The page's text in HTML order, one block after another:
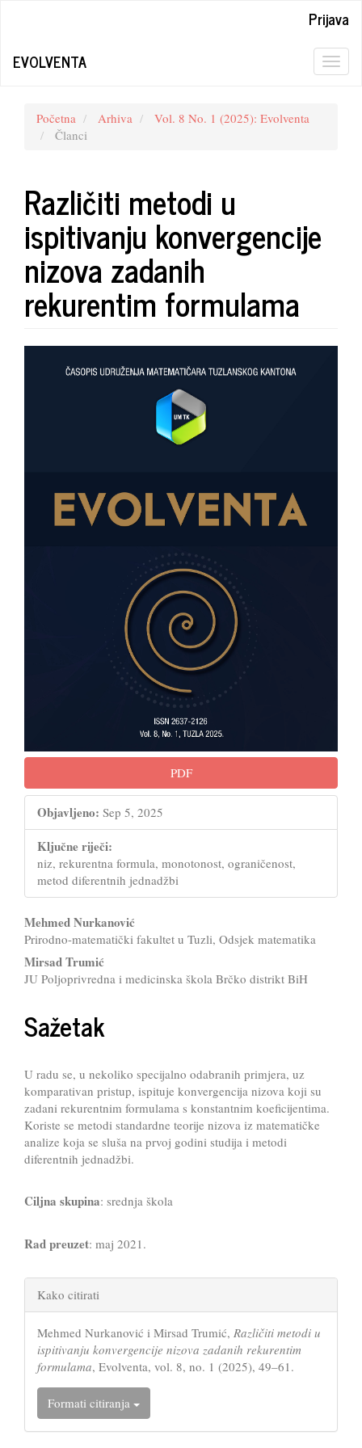
page
Main
Content
Prijava
EVOLVENTA
Početna Arhiva
Vol. 8 No. 1 (2025): Evolventa
Članci
Različiti metodi u
ispitivanju konvergencije
nizova zadanih
rekurentim formulama
Article
Sidebar
PDF
Objavljeno: Sep 5, 2025
Ključne riječi:
niz, rekurentna formula, monotonost, ograničenost,
metod diferentnih jednadžbi
Main
Article
Content
Mehmed Nurkanović
Prirodno-matematički fakultet u Tuzli, Odsjek matematika
Mirsad Trumić
JU Poljoprivredna i medicinska škola Brčko distrikt BiH
Sažetak
U radu se, u nekoliko specijalno odabranih primjera, uz
komparativan pristup, ispituje konvergencija nizova koji su
zadani rekurentnim formulama s konstantnim koeficijentima.
Koriste se metodi standardne teorije nizova iz matematičke
analize koja se sluša na prvoj godini studija i metodi
diferentnih jednadžbi.
Ciljna skupina: srednja škola
Rad preuzet: maj 2021.
Article
Details
Kako citirati
Mehmed Nurkanović i Mirsad Trumić, Različiti metodi u
ispitivanju konvergencije nizova zadanih rekurentim
formulama, Evolventa, vol. 8, no. 1 (2025), 49–61.
Formati citiranja